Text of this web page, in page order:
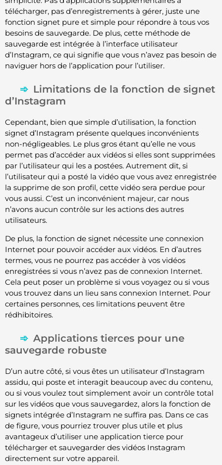
télécharger, pas d’enregistrements à gérer, juste une
fonction signet pure et simple pour répondre à tous vos
besoins de sauvegarde. De plus, cette méthode de
sauvegarde est intégrée à l’interface utilisateur
d’Instagram, ce qui signifie que vous n’avez pas besoin de
naviguer hors de l’application pour l’utiliser.
Limitations de la fonction de signet
d’Instagram
Cependant, bien que simple d’utilisation, la fonction
signet d’Instagram présente quelques inconvénients
non-négligeables. Le plus gros étant qu’elle ne vous
permet pas d’accéder aux vidéos si elles sont supprimées
par l’utilisateur qui les a postées. Autrement dit, si
l’utilisateur qui a posté la vidéo que vous avez enregistrée
la supprime de son profil, cette vidéo sera perdue pour
vous aussi. C’est un inconvénient majeur, car nous
n’avons aucun contrôle sur les actions des autres
utilisateurs.
De plus, la fonction de signet nécessite une connexion
Internet pour pouvoir accéder aux vidéos. En d’autres
termes, vous ne pourrez pas accéder à vos vidéos
enregistrées si vous n’avez pas de connexion Internet.
Cela peut poser un problème si vous voyagez ou si vous
vous trouvez dans un lieu sans connexion Internet. Pour
certaines personnes, ces limitations peuvent être
rédhibitoires.
Applications tierces pour une
sauvegarde robuste
D’un autre côté, si vous êtes un utilisateur d’Instagram
assidu, qui poste et interagit beaucoup avec du contenu,
ou si vous voulez tout simplement avoir un contrôle total
sur les vidéos que vous sauvegardez, alors la fonction de
signets intégrée d’Instagram ne suffira pas. Dans ce cas
de figure, vous pourriez trouver plus utile et plus
avantageux d’utiliser une application tierce pour
télécharger et sauvegarder des vidéos Instagram
directement sur votre appareil.